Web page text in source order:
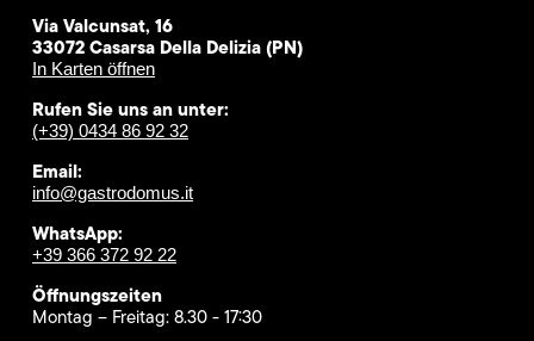
Via Valcunsat, 16
33072 Casarsa Della Delizia (PN)
In Karten öffnen
Rufen Sie uns an unter:
(+39) 0434 86 92 32
Email:
info@gastrodomus.it
WhatsApp:
+39 366 372 92 22
Öffnungszeiten
Montag – Freitag: 8.30 - 17:30